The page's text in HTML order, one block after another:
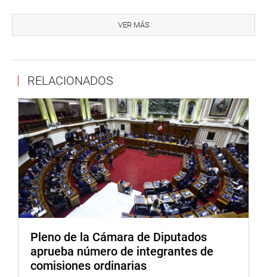
Facebook:https://goo.gl/s5t7XN
Twitter:https://goo.gl/iMywRR
YouTube:https://goo.gl/VBXBNk
Radio:goo.gl/hMwTg1
fotografia.congreso.gob.pe
VER MÁS
RELACIONADOS
Pleno de la Cámara de Diputados
aprueba número de integrantes de
comisiones ordinarias